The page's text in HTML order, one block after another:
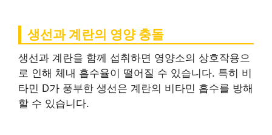
생선과 계란의 영양 충돌
생선과 계란을 함께 섭취하면 영양소의 상호작용으
로 인해 체내 흡수율이 떨어질 수 있습니다. 특히 비
타민 D가 풍부한 생선은 계란의 비타민 흡수를 방해
할 수 있습니다.